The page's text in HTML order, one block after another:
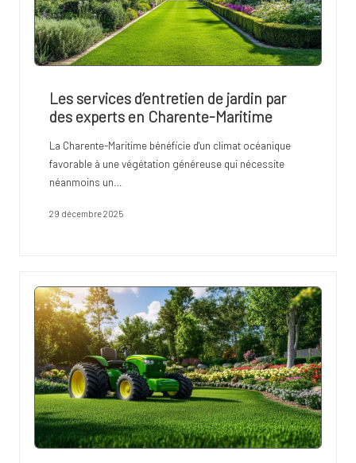
Les services d’entretien de jardin par
des experts en Charente-Maritime
La Charente-Maritime bénéficie d'un climat océanique
favorable à une végétation généreuse qui nécessite
néanmoins un…
29 décembre 2025